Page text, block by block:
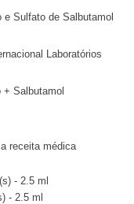
e Sulfato de Salbutamol
Laboratórios
+ Salbutamol
receita médica
- 2.5 ml
- 2.5 ml